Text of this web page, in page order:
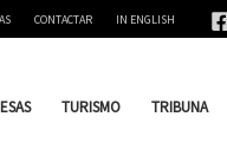
CONTACTAR IN ENGLISH
TURISMO TRIBUNA